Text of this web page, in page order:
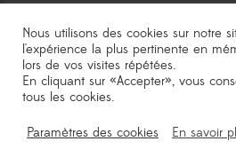
les prix indiqués sont donnés à titre indicatif
© 2020
Nous utilisons des cookies sur notre
l'expérience la plus pertinente en
lors de vos visites répétées.
En cliquant sur «Accepter», vous
tous les cookies.
Paramètres des cookies En savoir